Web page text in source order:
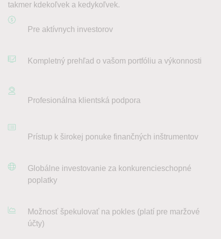
takmer kdekoľvek a kedykoľvek.
Pre aktívnych investorov
Kompletný prehľad o vašom portfóliu a výkonnosti
Profesionálna klientská podpora
Prístup k širokej ponuke finančných inštrumentov
Globálne investovanie za konkurencieschopné
poplatky
Možnosť špekulovať na pokles (platí pre maržové
účty)